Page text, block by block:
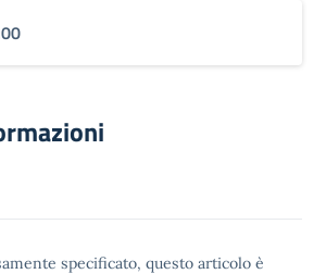
specificato, questo articolo è